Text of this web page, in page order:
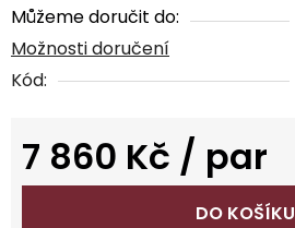
Můžeme doručit do:
Možnosti doručení
Kód:
7 860 Kč / par
Měrná cena:
DO KOŠÍKU